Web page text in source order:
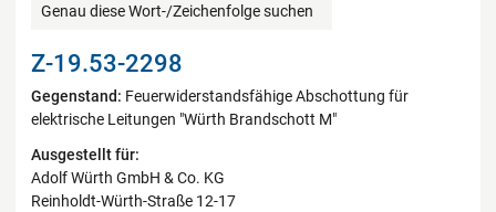
Genau diese Wort-/Zeichenfolge suchen
Z-19.53-2298
Gegenstand: Feuerwiderstandsfähige Abschottung für
elektrische Leitungen "Würth Brandschott M"
Ausgestellt für:
Adolf Würth GmbH & Co. KG
Reinholdt-Würth-Straße 12-17